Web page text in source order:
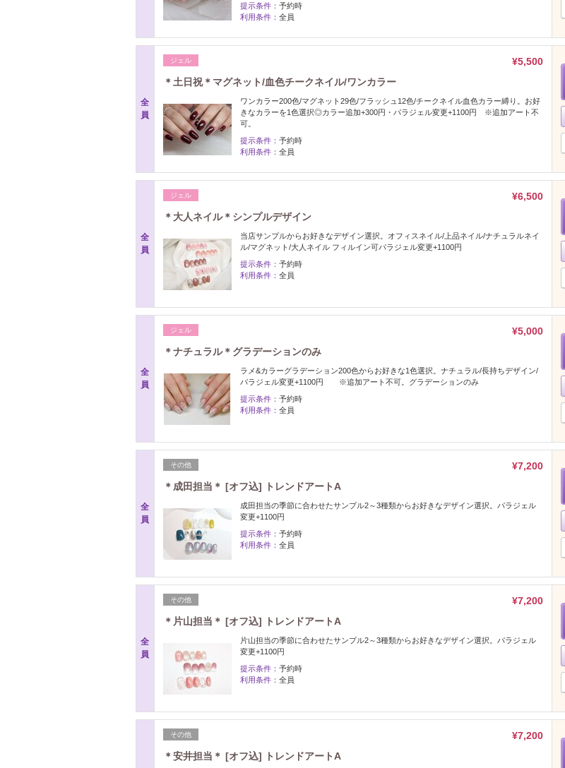
提示条件： 予約時
利用条件： 全員
全
員
ジェル
¥5,500
＊土日祝＊マグネット/血色チークネイル/ワンカラー
ワンカラー200色/マグネット29色/フラッシュ12色/チークネイル血色カラー縛り。お好
きなカラーを1色選択◎カラー追加+300円・パラジェル変更+1100円 ※追加アート不
可。
提示条件： 予約時
利用条件： 全員
全
員
ジェル
¥6,500
＊大人ネイル＊シンプルデザイン
当店サンプルからお好きなデザイン選択。オフィスネイル/上品ネイル/ナチュラルネイ
ル/マグネット/大人ネイル フィルイン可パラジェル変更+1100円
提示条件： 予約時
利用条件： 全員
全
員
ジェル
¥5,000
＊ナチュラル＊グラデーションのみ
ラメ&カラーグラデーション200色からお好きな1色選択。ナチュラル/長持ちデザイン/
パラジェル変更+1100円 ※追加アート不可。グラデーションのみ
提示条件： 予約時
利用条件： 全員
全
員
その他
¥7,200
＊成田担当＊ [オフ込] トレンドアートA
成田担当の季節に合わせたサンプル2～3種類からお好きなデザイン選択。パラジェル
変更+1100円
提示条件： 予約時
利用条件： 全員
全
員
その他
¥7,200
＊片山担当＊ [オフ込] トレンドアートA
片山担当の季節に合わせたサンプル2～3種類からお好きなデザイン選択。パラジェル
変更+1100円
提示条件： 予約時
利用条件： 全員
その他
¥7,200
＊安井担当＊ [オフ込] トレンドアートA